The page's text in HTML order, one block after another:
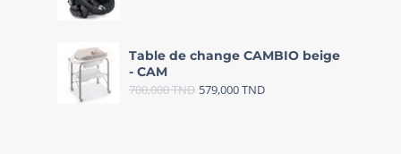
Table de change CAMBIO beige
- CAM
700,000TND 579,000TND